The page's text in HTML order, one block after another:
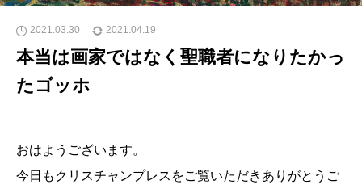
2021.03.30 2021.04.19
本当は画家ではなく聖職者になりたかっ
たゴッホ
おはようございます。
今日もクリスチャンプレスをご覧いただきありがとうご